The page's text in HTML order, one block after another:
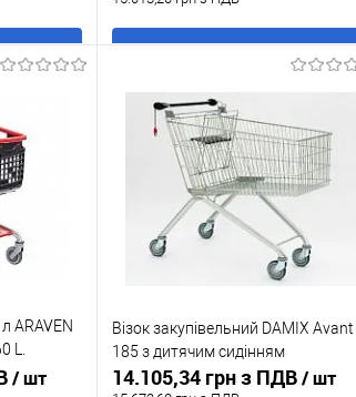
Купити в 1 клік
порівняння
У обране
В наявності
Червоний
ARAVEN
L.
/ шт
Візок закупівельний DAMIX Avant
185 з дитячим сидінням
14.105,34 грн з ПДВ/ шт